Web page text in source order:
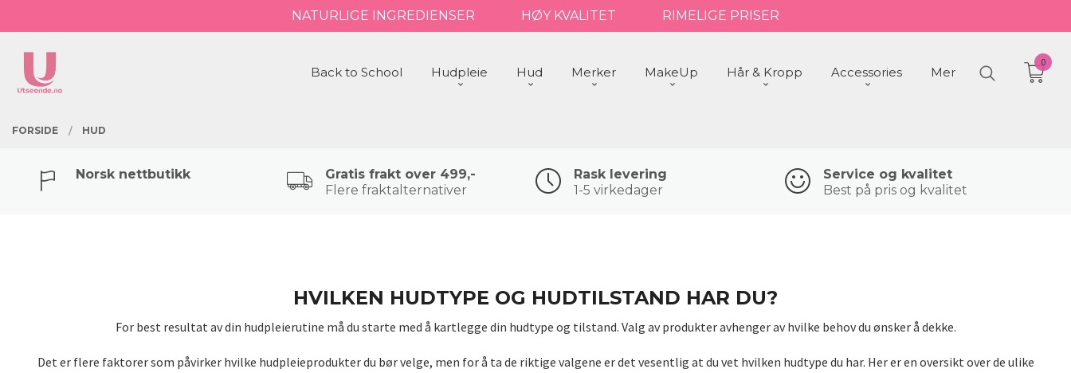
til
NATURLIGE INGREDIENSER HØY KVALITET RIMELIGE PRISER
PRODUKTER
Back to School Hudpleie Hud Merker MakeUp Hår & Kropp Accessories Mer
0
FORSIDE HUD
Norsk nettbutikk
Gratis frakt over 499,-
Flere fraktalternativer
Rask levering
1-5 virkedager
Service og kvalitet
Best på pris og kvalitet
HVILKEN HUDTYPE OG HUDTILSTAND HAR DU?
For best resultat av din hudpleierutine må du starte med å kartlegge din hudtype og tilstand. Valg av produkter avhenger av hvilke behov du ønsker å dekke.
Det er flere faktorer som påvirker hvilke hudpleieprodukter du bør velge, men for å ta de riktige valgene er det vesentlig at du vet hvilken hudtype du har. Her er en oversikt over de ulike